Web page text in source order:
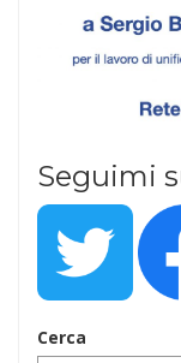
Seguimi
Cerca